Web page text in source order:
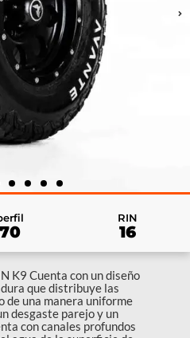
70
RIN
16
K9 Cuenta con un diseño
que distribuye las
de una manera uniforme
desgaste parejo y un
con canales profundos